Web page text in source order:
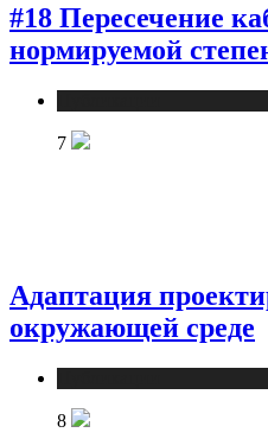
#18 Пересечение
нормируемой
7
Адаптация
окружающей среде
8